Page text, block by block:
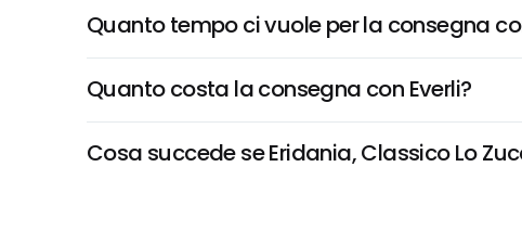
Quanto tempo ci vuole per la consegna
Quanto costa la consegna con Everli?
Cosa succede se Eridania, Classico Lo